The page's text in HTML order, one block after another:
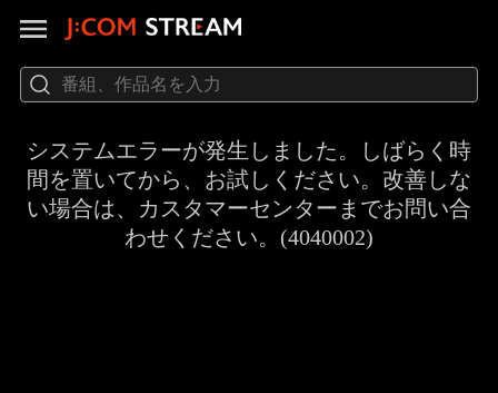
システムエラーが発生しました。しばらく時
間を置いてから、お試しください。改善しな
い場合は、カスタマーセンターまでお問い合
わせください。(4040002)